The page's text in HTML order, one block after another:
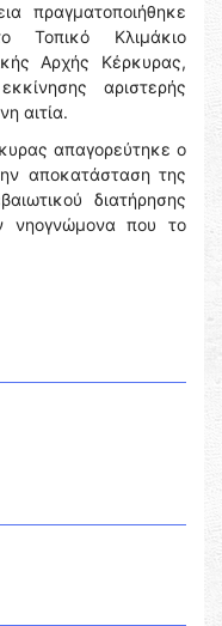
πραγματοποιήθηκε
Τοπικό Κλιμάκιο
Αρχής Κέρκυρας,
αριστερής
αιτία.
απαγορεύτηκε ο
αποκατάσταση της
διατήρησης
νηογνώμονα που το